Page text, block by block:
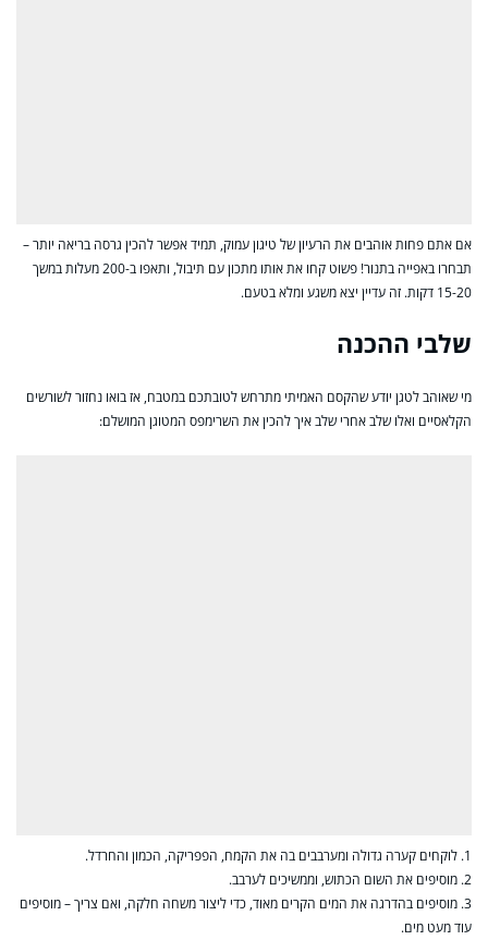
אם אתם פחות אוהבים את הרעיון של טיגון עמוק, תמיד אפשר להכין גרסה בריאה יותר –
תבחרו באפייה בתנור! פשוט קחו את אותו מתכון עם תיבול, ותאפו ב-200 מעלות במשך
15-20 דקות. זה עדיין יצא משגע ומלא בטעם.
שלבי ההכנה
מי שאוהב לטגן יודע שהקסם האמיתי מתרחש לטובתכם במטבח, אז בואו נחזור לשורשים
הקלאסיים ואלו שלב אחרי שלב איך להכין את השרימפס המטוגן המושלם:
1. לוקחים קערה גדולה ומערבבים בה את הקמח, הפפריקה, הכמון והחרדל.
2. מוסיפים את השום הכתוש, וממשיכים לערבב.
3. מוסיפים בהדרגה את המים הקרים מאוד, כדי ליצור משחה חלקה, ואם צריך – מוסיפים
עוד מעט מים.